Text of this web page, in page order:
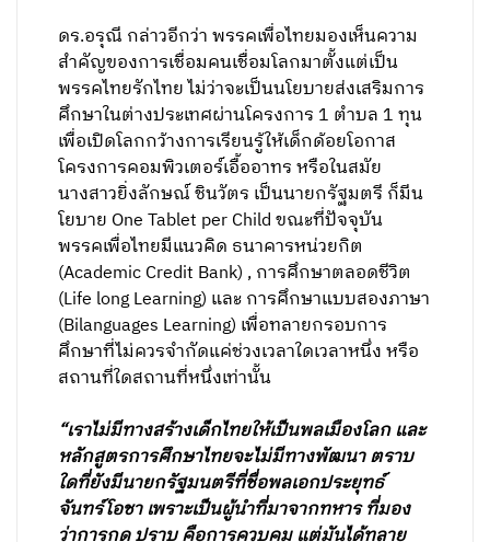
ดร.อรุณี กล่าวอีกว่า พรรคเพื่อไทยมองเห็นความ
สำคัญของการเชื่อมคนเชื่อมโลกมาตั้งแต่เป็น
พรรคไทยรักไทย ไม่ว่าจะเป็นนโยบายส่งเสริมการ
ศึกษาในต่างประเทศผ่านโครงการ 1 ตำบล 1 ทุน
เพื่อเปิดโลกกว้างการเรียนรู้ให้เด็กด้อยโอกาส
โครงการคอมพิวเตอร์เอื้ออาทร หรือในสมัย
นางสาวยิ่งลักษณ์ ชินวัตร เป็นนายกรัฐมตรี ก็มีน
โยบาย One Tablet per Child ขณะที่ปัจจุบัน
พรรคเพื่อไทยมีแนวคิด ธนาคารหน่วยกิต
(Academic Credit Bank) , การศึกษาตลอดชีวิต
(Life long Learning) และ การศึกษาแบบสองภาษา
(Bilanguages Learning) เพื่อทลายกรอบการ
ศึกษาที่ไม่ควรจำกัดแค่ช่วงเวลาใดเวลาหนึ่ง หรือ
สถานที่ใดสถานที่หนึ่งเท่านั้น
“เราไม่มีทางสร้างเด็กไทยให้เป็นพลเมืองโลก และ
หลักสูตรการศึกษาไทยจะไม่มีทางพัฒนา ตราบ
ใดที่ยังมีนายกรัฐมนตรีที่ชื่อพลเอกประยุทธ์
จันทร์โอชา เพราะเป็นผู้นำที่มาจากทหาร ที่มอง
ว่าการกด ปราบ คือการควบคุม แต่มันได้ทลาย